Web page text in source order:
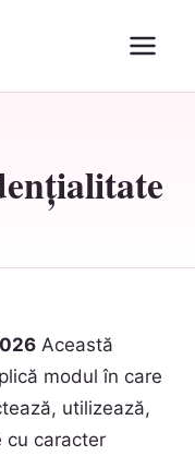
Această
modul în care
utilizează,
cu caracter